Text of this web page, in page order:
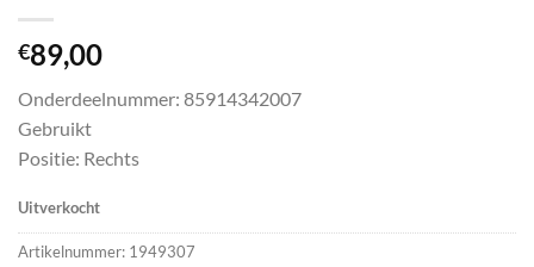
€89,00
Onderdeelnummer: 85914342007
Gebruikt
Positie: Rechts
Uitverkocht
Artikelnummer: 1949307